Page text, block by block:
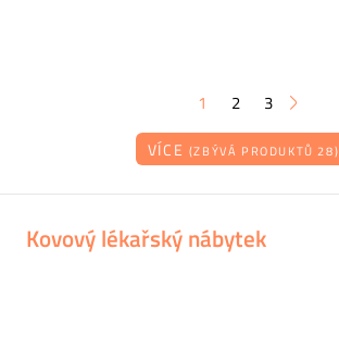
1 2 3
VÍCE (ZBÝVÁ PRODUKTŮ 28)
Kovový lékařský nábytek